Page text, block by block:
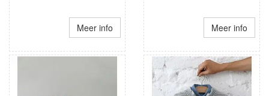
Meer info Meer info